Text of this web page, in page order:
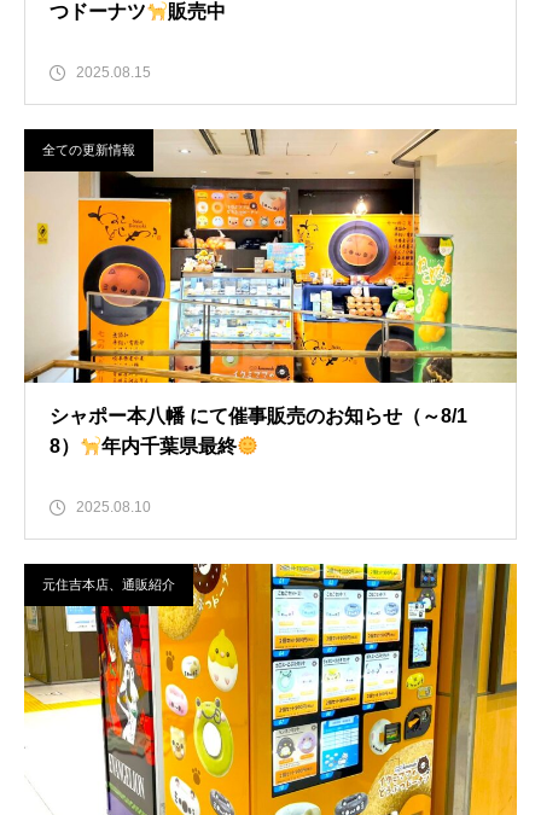
つドーナツ
販売中
2025.08.15
全ての更新情報
シャポー本八幡 にて催事販売のお知らせ（～8/1
8）
年内千葉県最終
2025.08.10
元住吉本店、通販紹介